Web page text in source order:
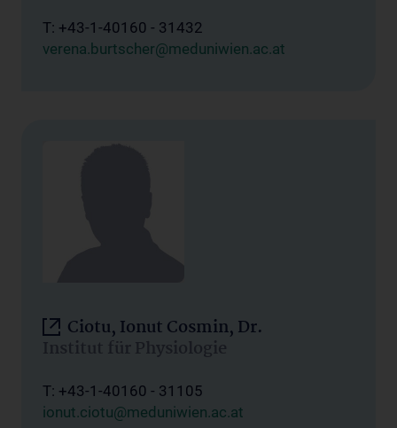
T: +43-1-40160 - 31432
verena.burtscher@meduniwien.ac.at
Ciotu, Ionut Cosmin, Dr.
Institut für Physiologie
T: +43-1-40160 - 31105
ionut.ciotu@meduniwien.ac.at